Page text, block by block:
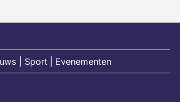
| Sport | Evenementen